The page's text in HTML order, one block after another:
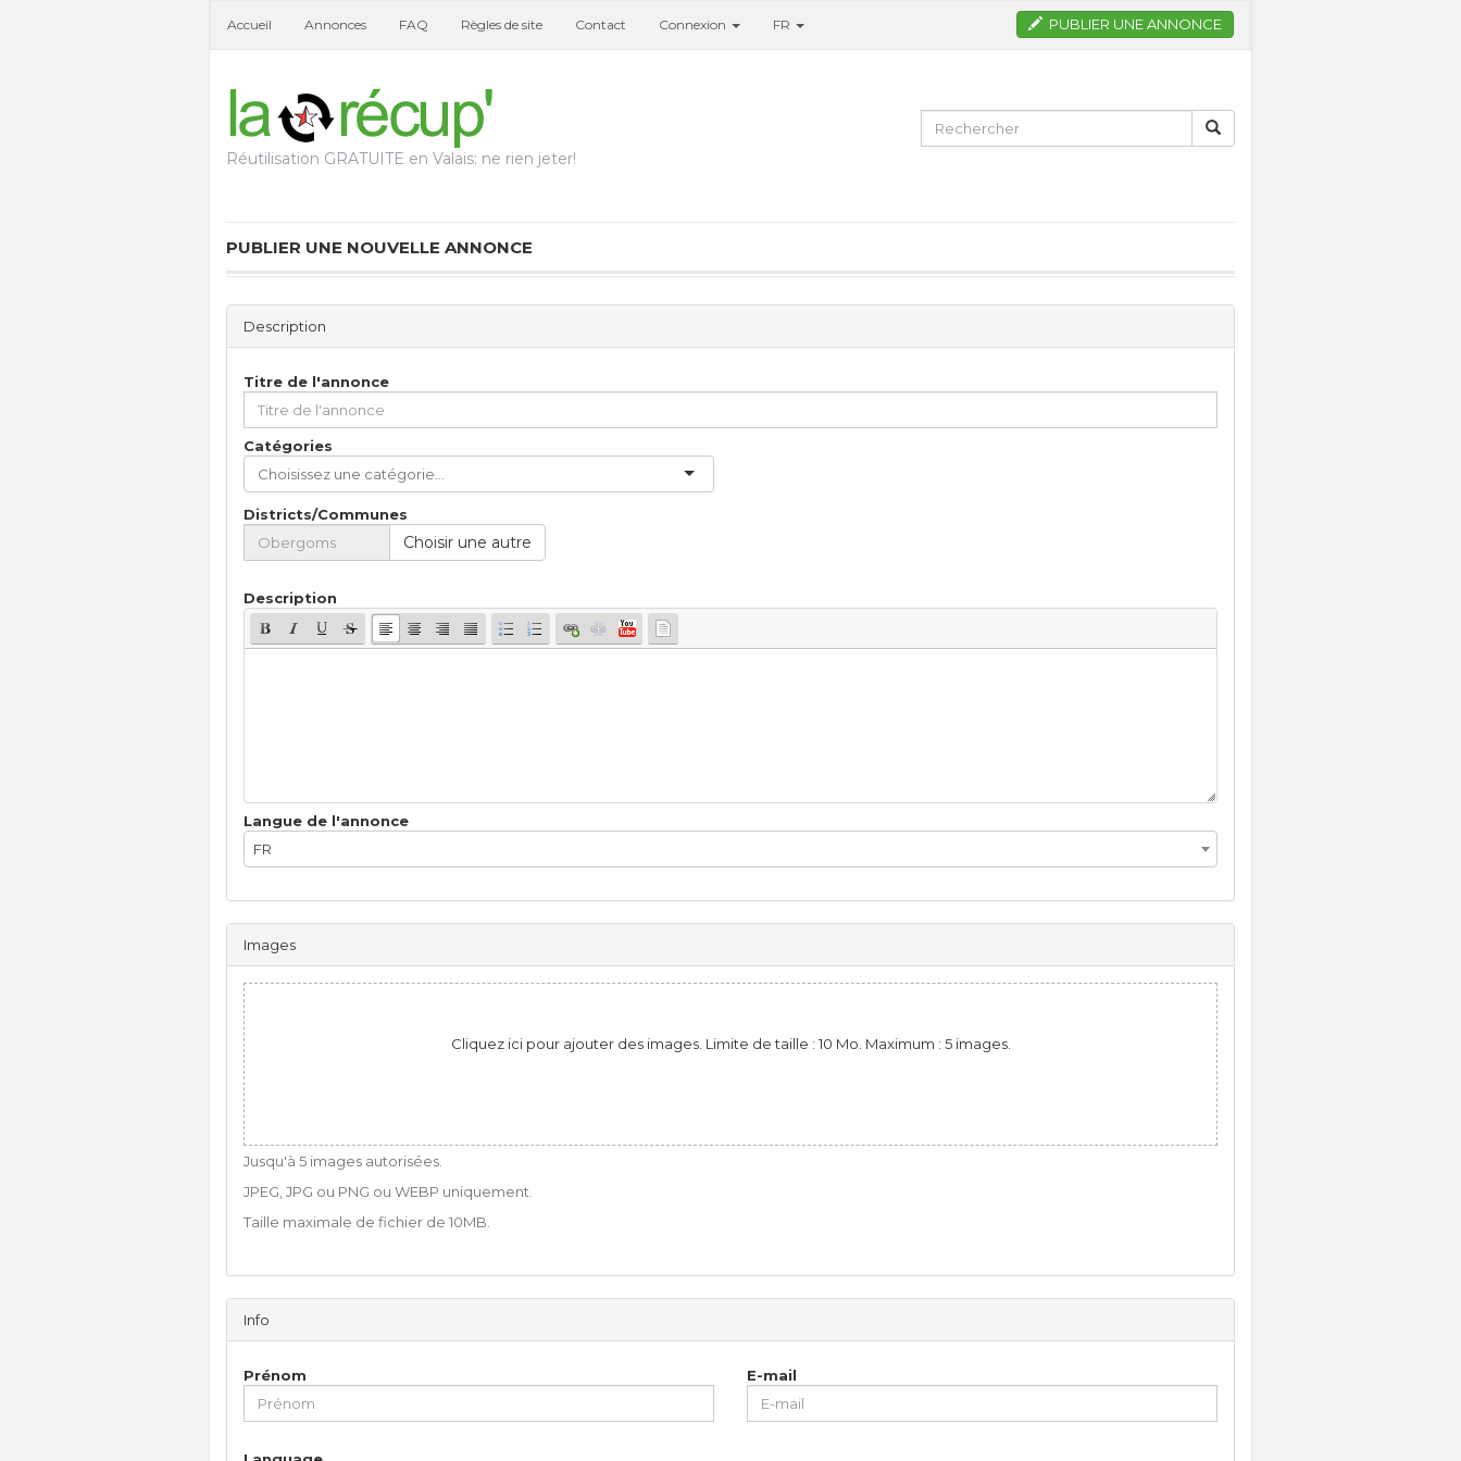
Accueil Annonces FAQ Règles de site Contact Connexion FR PUBLIER UNE ANNONCE
Réutilisation GRATUITE en Valais: ne rien jeter!
PUBLIER UNE NOUVELLE ANNONCE
Description
Titre de l'annonce
Catégories
Districts/Communes
Choisir une autre
Description
Langue de l'annonce
FR
Images
Cliquez ici pour ajouter des images. Limite de taille : 10 Mo. Maximum : 5 images.
Jusqu'à 5 images autorisées.
JPEG, JPG ou PNG ou WEBP uniquement.
Taille maximale de fichier de 10MB.
Info
Prénom E-mail